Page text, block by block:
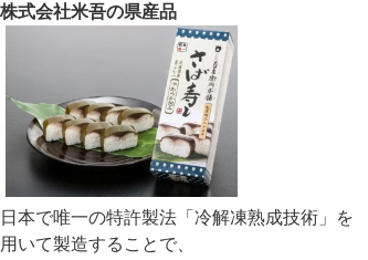
株式会社米吾の県産品
日本で唯一の特許製法「冷解凍熟成技術」を
用いて製造することで、